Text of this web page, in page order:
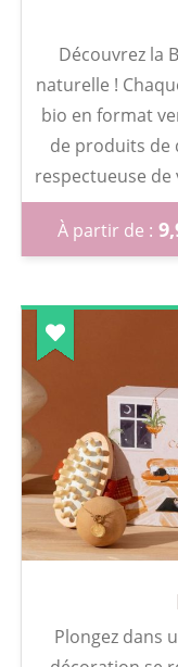
Découvrez la
naturelle !
bio en format
de produits de
respectueuse de
Plongez dans